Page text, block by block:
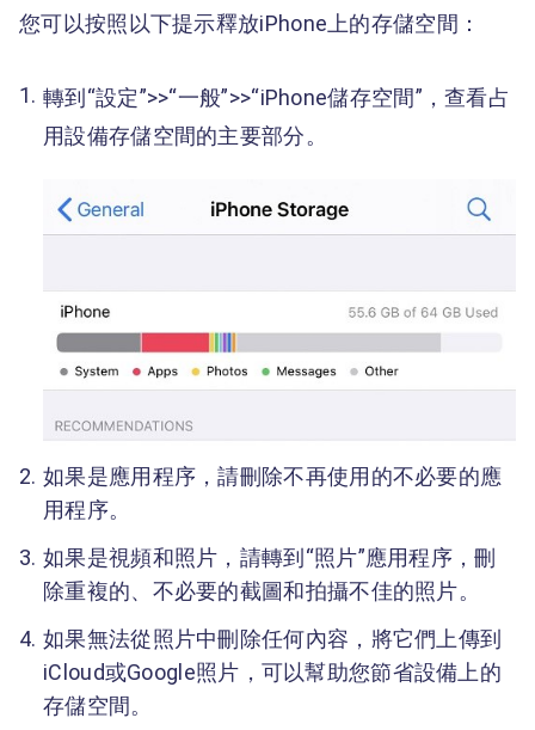
您可以按照以下提示釋放iPhone上的存儲空間：
轉到“設定”>>“一般”>>“iPhone儲存空間”，查看占
用設備存儲空間的主要部分。
如果是應用程序，請刪除不再使用的不必要的應
用程序。
如果是視頻和照片，請轉到“照片”應用程序，刪
除重複的、不必要的截圖和拍攝不佳的照片。
如果無法從照片中刪除任何內容，將它們上傳到
iCloud或Google照片，可以幫助您節省設備上的
存儲空間。